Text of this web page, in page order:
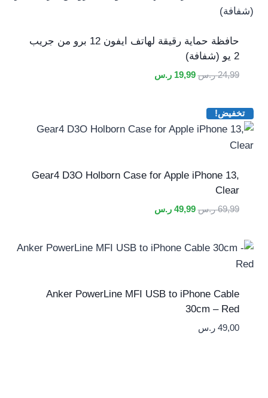
حافظة حماية رقيقة لهاتف ايفون 12 برو من جريب
2 يو (شفافة)
24,99 ر.س السعر
19,99 ر.س
تخفيض!
Gear4 D3O Holborn Case for Apple iPhone 13,
Clear
69,99 ر.س السعر
69,99 ر.س.
49,99 ر.س
49,99 ر.س.
Anker PowerLine MFI USB to iPhone Cable
30cm – Red
49,00 ر.س